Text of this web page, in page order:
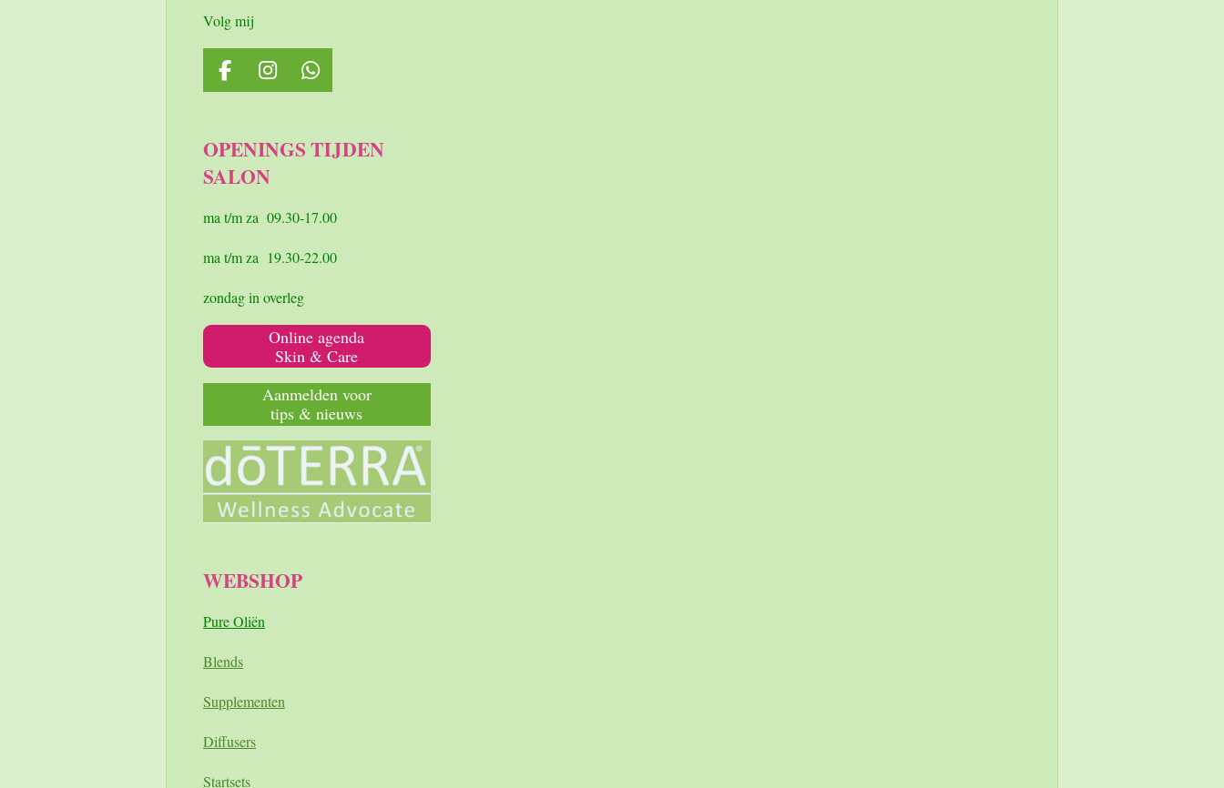
Volg mij
F
a
b
o
k
I
n
a
g
r
a
m
W
h
s
p
OPENINGS TIJDEN
SALON
ma t/m za 09.30-17.00
ma t/m za 19.30-22.00
zondag in overleg
Online agenda
Skin & Care
Aanmelden voor
tips & nieuws
WEBSHOP
Pure Oliën
Blends
Supplementen
Diffusers
Startsets